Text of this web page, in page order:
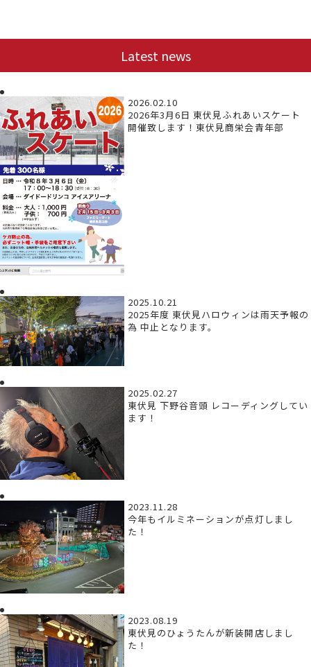
Latest news
2026.02.10
2026年3月6日 東伏見ふれあいスケート
開催致します！東伏見商栄会青年部
2025.10.21
2025年度 東伏見ハロウィンは雨天予報の
為 中止となります。
2025.02.27
東伏見 下野谷音頭 レコーディングしてい
ます！
2023.11.28
今年もイルミネーションが点灯しまし
た！
2023.08.19
東伏見のひょうたんが新装開店しまし
た！